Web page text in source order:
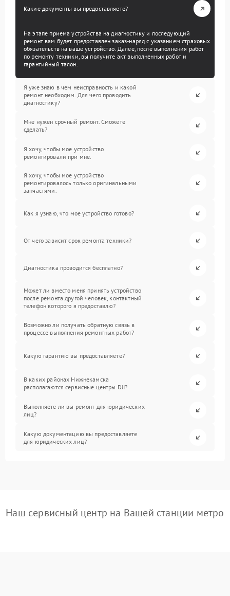
Какие документы вы предоставляете?
На этапе приема устройства на диагностику и последующий
ремонт вам будет предоставлен заказ-наряд с указанием страховых
обязательств на ваше устройство. Далее, после выполнения работ
по ремонту техники, вы получите акт выполненных работ и
гарантийный талон.
Я уже знаю в чем неисправность и какой
ремонт необходим. Для чего проводить
диагностику?
Мне нужен срочный ремонт. Сможете
сделать?
Я хочу, чтобы мое устройство
ремонтировали при мне.
Я хочу, чтобы мое устройство
ремонтировалось только оригинальными
запчастями.
Как я узнаю, что мое устройство готово?
От чего зависит срок ремонта техники?
Диагностика проводится бесплатно?
Может ли вместо меня принять устройство
после ремонта другой человек, контактный
телефон которого я предоставлю?
Возможно ли получать обратную связь в
процессе выполнения ремонтных работ?
Какую гарантию вы предоставляете?
В каких районах Нижнекамска
располагаются сервисные центры DJI?
Выполняете ли вы ремонт для юридических
лиц?
Какую документацию вы предоставляете
для юридических лиц?
Наш сервисный центр на Вашей станции метро